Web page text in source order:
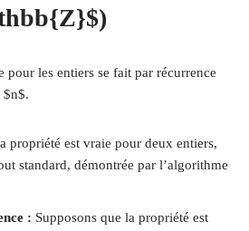
les entiers se fait par récurrence
$n$.
propriété est vraie pour deux entiers,
standard, démontrée par l’algorithme
: Supposons que la propriété est